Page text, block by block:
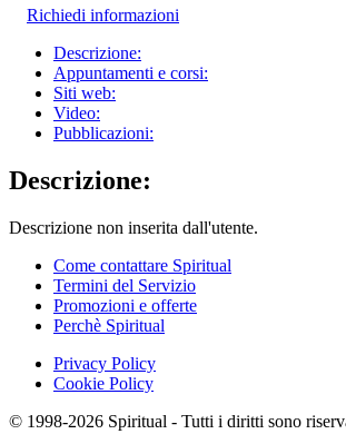
Richiedi informazioni
Descrizione:
Appuntamenti e corsi:
Siti web:
Video:
Pubblicazioni:
Descrizione:
Descrizione non inserita dall'utente.
Come contattare Spiritual
Termini del Servizio
Promozioni e offerte
Perchè Spiritual
Privacy Policy
Cookie Policy
© 1998-2026 Spiritual - Tutti i diritti sono